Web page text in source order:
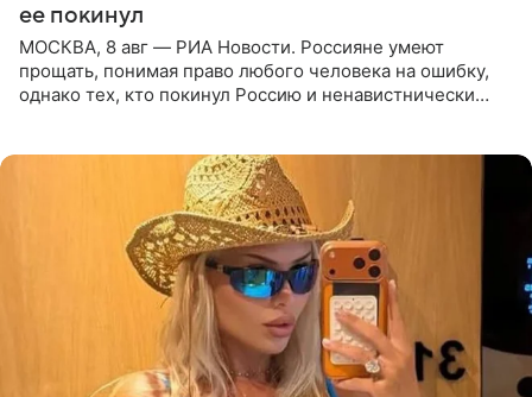
ее покинул
МОСКВА, 8 авг — РИА Новости. Россияне умеют
прощать, понимая право любого человека на ошибку,
однако тех, кто покинул Россию и ненавистнически